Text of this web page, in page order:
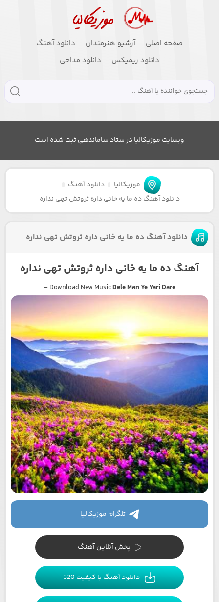
صفحه اصلی آرشیو هنرمندان
دانلود آهنگ
دانلود ریمیکس
دانلود مداحی
وبسایت موزیکالیا در ستاد ساماندهی ثبت شده است
موزیکالیا
دانلود آهنگ
دانلود آهنگ ده ما یه خانی داره ثروتش تهی نداره
دانلود آهنگ ده ما یه خانی داره ثروتش تهی نداره
آهنگ ده ما یه خانی داره ثروتش تهی نداره
Download New MusicDele Man Ye Yari Dare
–
تلگرام موزیکالیا
پخش آنلاین آهنگ
دانلود آهنگ با کیفیت 320